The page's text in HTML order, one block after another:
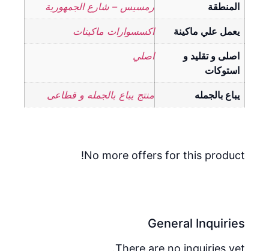
المنطقة رمسيس – شارع الجمهورية
يعمل علي ماكينة اكسسوارات ماكينات
اصلى و تقليد و
استوكات
اصلي
يباع بالجمله منتج يباع بالجمله و قطاعى
No more offers for this product!
General Inquiries
There are no inquiries yet.